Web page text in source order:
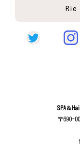
Rie
SPA＆
〒690-